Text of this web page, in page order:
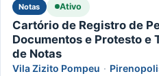
Notas Ativo
Cartório de Registro de
Documentos e Protesto e
de Notas
Vila Zizito Pompeu ·